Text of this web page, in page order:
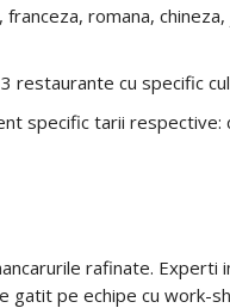
romana,
restaurante cu specific
specific tarii respective:
rafinate. Experti
gatit pe echipe cu work-